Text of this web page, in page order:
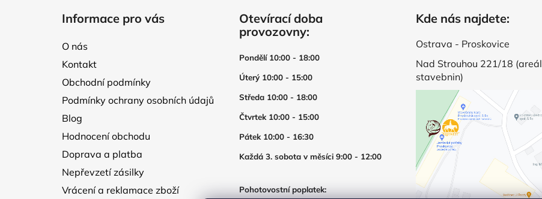
Informace pro vás
O nás
Kontakt
Obchodní podmínky
Podmínky ochrany osobních údajů
Blog
Hodnocení obchodu
Doprava a platba
Nepřevzetí zásilky
Vrácení a reklamace zboží
Otevírací doba
provozovny:
Pondělí 10:00 - 18:00
Úterý 10:00 - 15:00
Středa 10:00 - 18:00
Čtvrtek 10:00 - 15:00
Pátek 10:00 - 16:30
Každá 3. sobota v měsíci 9:00 - 12:00
Pohotovostní poplatek:
Kde nás najdete:
Ostrava - Proskovice
Nad Strouhou 221/18 (areál
stavebnin)